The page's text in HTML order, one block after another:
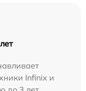
Infinix и